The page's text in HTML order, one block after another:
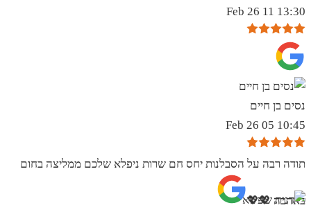
13:30 11 Feb 26
נסים בן חיים
10:45 05 Feb 26
תודה רבה על הסבלנות יחס חם שרות ניפלא שלכם ממליצה בחום
באהבה 💖💖